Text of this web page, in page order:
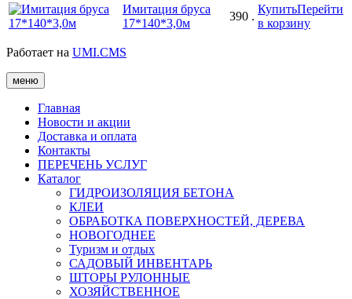
Имитация бруса
17*140*3,0м
390 .
КупитьПерейти
в корзину
Работает на UMI.CMS
меню
Главная
Новости и акции
Доставка и оплата
Контакты
ПЕРЕЧЕНЬ УСЛУГ
Каталог
ГИДРОИЗОЛЯЦИЯ БЕТОНА
КЛЕИ
ОБРАБОТКА ПОВЕРХНОСТЕЙ, ДЕРЕВА
НОВОГОДНЕЕ
Туризм и отдых
САДОВЫЙ ИНВЕНТАРЬ
ШТОРЫ РУЛОННЫЕ
ХОЗЯЙСТВЕННОЕ